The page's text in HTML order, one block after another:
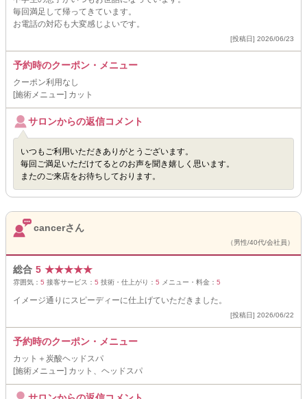
毎回満足して帰ってきています。
お電話の対応も大変感じよいです。
[投稿日] 2026/06/23
予約時のクーポン・メニュー
クーポン利用なし
[施術メニュー] カット
サロンからの返信コメント
いつもご利用いただきありがとうございます。
毎回ご満足いただけてるとのお声を聞き嬉しく思います。
またのご来店をお待ちしております。
cancerさん
（男性/40代/会社員）
総合 5 ★★★★★
雰囲気： 5 接客サービス： 5 技術・仕上がり： 5 メニュー・料金： 5
イメージ通りにスピーディーに仕上げていただきました。
[投稿日] 2026/06/22
予約時のクーポン・メニュー
カット＋炭酸ヘッドスパ
[施術メニュー] カット、ヘッドスパ